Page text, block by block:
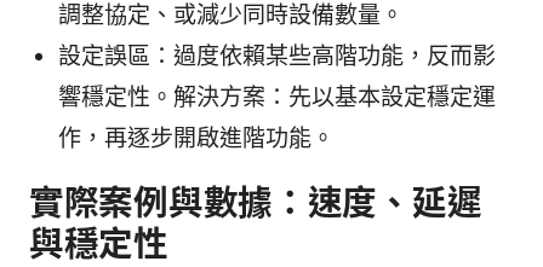
調整協定、或減少同時設備數量。
設定誤區：過度依賴某些高階功能，反而影
響穩定性。解決方案：先以基本設定穩定運
作，再逐步開啟進階功能。
實際案例與數據：速度、延遲
與穩定性